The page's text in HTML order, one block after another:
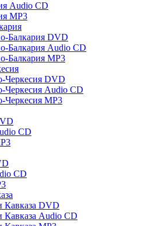
Audio CD
MP3
Балкария DVD
Балкария Audio CD
Балкария MP3
Черкесия DVD
Черкесия Audio CD
Черкесия MP3
CD
CD
Кавказа DVD
Кавказа Audio CD